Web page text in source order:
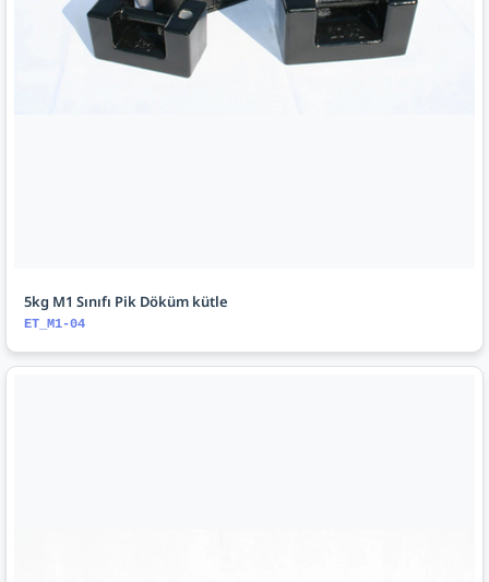
5kg M1 Sınıfı Pik Döküm kütle
ET_M1-04